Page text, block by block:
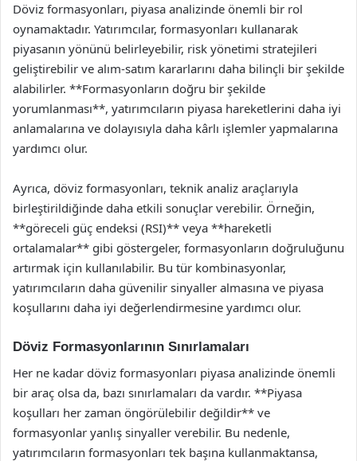
Döviz formasyonları, piyasa analizinde önemli bir rol
oynamaktadır. Yatırımcılar, formasyonları kullanarak
piyasanın yönünü belirleyebilir, risk yönetimi stratejileri
geliştirebilir ve alım-satım kararlarını daha bilinçli bir şekilde
alabilirler. **Formasyonların doğru bir şekilde
yorumlanması**, yatırımcıların piyasa hareketlerini daha iyi
anlamalarına ve dolayısıyla daha kârlı işlemler yapmalarına
yardımcı olur.
Ayrıca, döviz formasyonları, teknik analiz araçlarıyla
birleştirildiğinde daha etkili sonuçlar verebilir. Örneğin,
**göreceli güç endeksi (RSI)** veya **hareketli
ortalamalar** gibi göstergeler, formasyonların doğruluğunu
artırmak için kullanılabilir. Bu tür kombinasyonlar,
yatırımcıların daha güvenilir sinyaller almasına ve piyasa
koşullarını daha iyi değerlendirmesine yardımcı olur.
Döviz Formasyonlarının Sınırlamaları
Her ne kadar döviz formasyonları piyasa analizinde önemli
bir araç olsa da, bazı sınırlamaları da vardır. **Piyasa
koşulları her zaman öngörülebilir değildir** ve
formasyonlar yanlış sinyaller verebilir. Bu nedenle,
yatırımcıların formasyonları tek başına kullanmaktansa,